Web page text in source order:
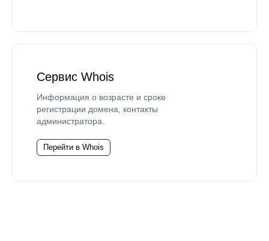
Сервис Whois
Информация о возрасте и сроке
регистрации домена, контакты
администратора.
Перейти в Whois